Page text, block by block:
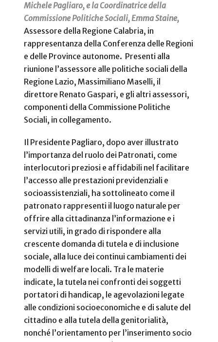
Michele Pagliaro, e la Coordinatrice della
Commissione Politiche Sociali, Emma Staine,
Assessore della Regione Calabria, in
rappresentanza della Conferenza delle Regioni
e delle Province autonome. Presenti alla
riunione l’assessore alle politiche sociali della
Regione Lazio, Massimiliano Maselli, il
direttore Renato Gaspari, e gli altri assessori,
componenti della Commissione Politiche
Sociali, in collegamento.
Il Presidente Pagliaro, dopo aver illustrato
l’importanza del ruolo dei Patronati, come
interlocutori preziosi e affidabili nel facilitare
l’accesso alle prestazioni previdenziali e
socioassistenziali, ha sottolineato come il
patronato rappresenti il luogo naturale per
offrire alla cittadinanza l’informazione e i
servizi utili, in grado di rispondere alla
crescente domanda di tutela e di inclusione
sociale, alla luce dei continui cambiamenti dei
modelli di welfare locali. Tra le materie
indicate, la tutela nei confronti dei soggetti
portatori di handicap, le agevolazioni legate
alle condizioni socioeconomiche e di salute del
cittadino e alla tutela della genitorialità,
nonché l’orientamento per l’inserimento socio